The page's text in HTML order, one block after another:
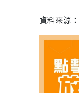
資料來源：